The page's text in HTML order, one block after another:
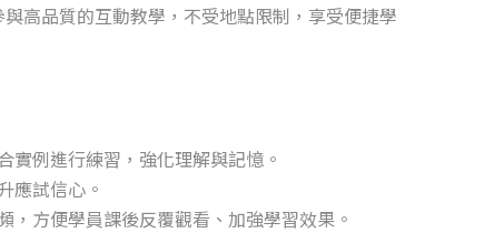
高品質的互動教學，不受地點限制，享受便捷學
實例進行練習，強化理解與記憶。
應試信心。
，方便學員課後反覆觀看、加強學習效果。